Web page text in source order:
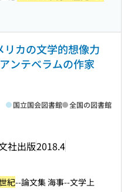
リカの文学的想像力
ンテベラムの作家
社出版2018.4
国立国会図書館 全国の図書館
紀--論文集 海事--文学上